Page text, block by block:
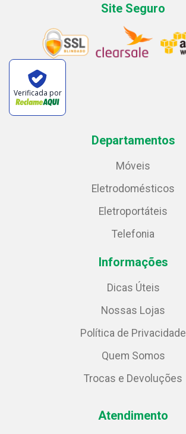
Site Seguro
Verificada por
Departamentos
Móveis
Eletrodomésticos
Eletroportáteis
Telefonia
Informações
Dicas Úteis
Nossas Lojas
Política de Privacidade
Quem Somos
Trocas e Devoluções
Atendimento